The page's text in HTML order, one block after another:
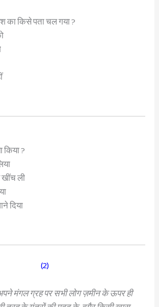
का किसे पता चल गया ?
किया ?
ली
दिया
(2)
मंगल ग्रह पर सभी लोगज़मीन के ऊपर ही